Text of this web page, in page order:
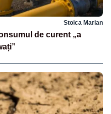
Stoica Marian
de curent „a